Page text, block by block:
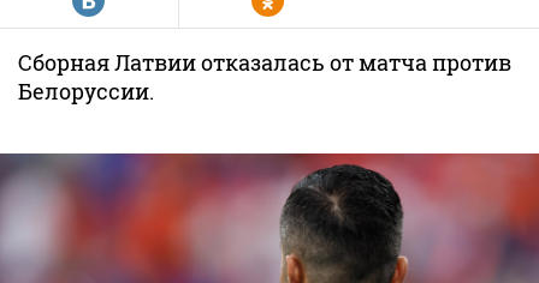
Сборная Латвии отказалась от матча против
Белоруссии.